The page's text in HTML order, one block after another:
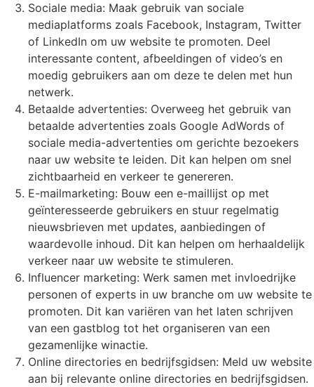
Sociale media: Maak gebruik van sociale
mediaplatforms zoals Facebook, Instagram, Twitter
of LinkedIn om uw website te promoten. Deel
interessante content, afbeeldingen of video’s en
moedig gebruikers aan om deze te delen met hun
netwerk.
Betaalde advertenties: Overweeg het gebruik van
betaalde advertenties zoals Google AdWords of
sociale media-advertenties om gerichte bezoekers
naar uw website te leiden. Dit kan helpen om snel
zichtbaarheid en verkeer te genereren.
E-mailmarketing: Bouw een e-maillijst op met
geïnteresseerde gebruikers en stuur regelmatig
nieuwsbrieven met updates, aanbiedingen of
waardevolle inhoud. Dit kan helpen om herhaaldelijk
verkeer naar uw website te stimuleren.
Influencer marketing: Werk samen met invloedrijke
personen of experts in uw branche om uw website te
promoten. Dit kan variëren van het laten schrijven
van een gastblog tot het organiseren van een
gezamenlijke winactie.
Online directories en bedrijfsgidsen: Meld uw website
aan bij relevante online directories en bedrijfsgidsen.